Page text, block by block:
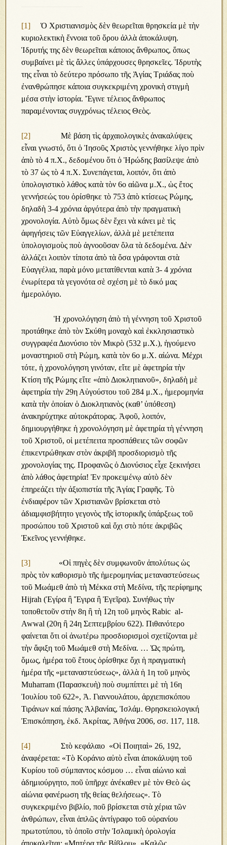
[1] Ὁ Χριστιανισμὸς δὲν θεωρεῖται θρησκεία μὲ τὴν
κυριολεκτικὴ ἔννοια τοῦ ὅρου ἀλλὰ ἀποκάλυψη.
Ἱδρυτής της δὲν θεωρεῖται κάποιος ἄνθρωπος, ὅπως
συμβαίνει μὲ τὶς ἄλλες ὑπάρχουσες θρησκεῖες. Ἱδρυτὴς
της εἶναι τὸ δεύτερο πρόσωπο τῆς Ἁγίας Τριάδας ποὺ
ἐνανθρώπησε κάποια συγκεκριμένη χρονικὴ στιγμὴ
μέσα στὴν ἱστορία. Ἔγινε τέλειος ἄνθρωπος
παραμένοντας συγχρόνως τέλειος Θεὸς.
[2] Μὲ βάση τὶς ἀρχαιολογικὲς ἀνακαλύψεις
εἶναι γνωστό, ὅτι ὁ Ἰησοῦς Χριστὸς γεννήθηκε λίγο πρὶν
ἀπὸ τὸ 4 π.Χ., δεδομένου ὅτι ὁ Ἡρώδης βασίλεψε ἀπὸ
τὸ 37 ὡς τὸ 4 π.Χ. Συνεπάγεται, λοιπόν, ὅτι ἀπὸ
ὑπολογιστικὸ λάθος κατὰ τὸν 6ο αἰῶνα μ.Χ., ὡς ἔτος
γεννήσεώς του ὁρίσθηκε τὸ 753 ἀπὸ κτίσεως Ρώμης,
δηλαδὴ 3-4 χρόνια ἀργότερα ἀπὸ τὴν πραγματικὴ
χρονολογία. Αὐτὸ ὅμως δὲν ἔχει νὰ κάνει μὲ τὶς
ἀφηγήσεις τῶν Εὐαγγελίων, ἀλλὰ μὲ μετέπειτα
ὑπολογισμοὺς ποὺ ἀγνοοῦσαν ὅλα τὰ δεδομένα. Δὲν
ἀλλάζει λοιπὸν τίποτα ἀπὸ τὰ ὅσα γράφονται στὰ
Εὐαγγέλια, παρὰ μόνο μετατίθενται κατὰ 3- 4 χρόνια
ἐνωρίτερα τὰ γεγονότα σὲ σχέση μὲ τὸ δικό μας
ἡμερολόγιο.
Ἡ χρονολόγηση ἀπὸ τὴ γέννηση τοῦ Χριστοῦ
προτάθηκε ἀπὸ τὸν Σκύθη μοναχὸ καὶ ἐκκλησιαστικὸ
συγγραφέα Διονύσιο τὸν Μικρὸ (532 μ.Χ.), ἡγούμενο
μοναστηριοῦ στὴ Ρώμη, κατὰ τὸν 6ο μ.Χ. αἰώνα. Μέχρι
τότε, ἡ χρονολόγηση γινόταν, εἴτε μὲ ἀφετηρία τὴν
Κτίση τῆς Ρώμης εἴτε «ἀπὸ Διοκλητιανοῦ», δηλαδὴ μὲ
ἀφετηρία τὴν 29η Αὐγούστου τοῦ 284 μ.Χ., ἡμερομηνία
κατὰ τὴν ὁποίαν ὁ Διοκλητιανὸς (καθ’ ὑπόθεση)
ἀνακηρύχτηκε αὐτοκράτορας. Ἀφοῦ, λοιπόν,
δημιουργήθηκε ἡ χρονολόγηση μὲ ἀφετηρία τὴ γέννηση
τοῦ Χριστοῦ, οἱ μετέπειτα προσπάθειες τῶν σοφῶν
ἐπικεντρώθηκαν στὸν ἀκριβῆ προσδιορισμὸ τῆς
χρονολογίας της. Προφανῶς ὁ Διονύσιος εἶχε ξεκινήσει
ἀπὸ λάθος ἀφετηρία! Ἐν προκειμένῳ αὐτὸ δὲν
ἐπηρεάζει τὴν ἀξιοπιστία τῆς Ἁγίας Γραφῆς. Τὸ
ἐνδιαφέρον τῶν Χριστιανῶν βρίσκεται στὸ
ἀδιαμφισβήτητο γεγονὸς τῆς ἱστορικῆς ὑπάρξεως τοῦ
προσώπου τοῦ Χριστοῦ καὶ ὄχι στὸ πότε ἀκριβῶς
Ἐκεῖνος γεννήθηκε.
[3] «Οἱ πηγὲς δὲν συμφωνοῦν ἀπολύτως ὡς
πρὸς τὸν καθορισμὸ τῆς ἡμερομηνίας μεταναστεύσεως
τοῦ Μωάμεθ ἀπὸ τὴ Μέκκα στὴ Μεδίνα, τῆς περίφημης
Hijrah (Ἐγίρα ἢ Ἔγιρα ἢ Ἐγεῖρα). Συνήθως τὴν
τοποθετοῦν στὴν 8η ἢ τὴ 12η τοῦ μηνὸς Rabic al-
Awwal (20η ἢ 24η Σεπτεμβρίου 622). Πιθανότερο
φαίνεται ὅτι οἱ ἀνωτέρω προσδιορισμοὶ σχετίζονται μὲ
τὴν ἄφιξη τοῦ Μωάμεθ στὴ Μεδίνα. … Ὡς πρώτη,
ὅμως, ἡμέρα τοῦ ἔτους ὁρίσθηκε ὄχι ἡ πραγματικὴ
ἡμέρα τῆς «μεταναστεύσεως», ἀλλὰ ἡ 1η τοῦ μηνὸς
Muharram (Παρασκευὴ) ποὺ συμπίπτει μὲ τὴ 16η
Ἰουλίου τοῦ 622», Ἀ. Γιαννουλάτου, ἀρχιεπισκόπου
Τιράνων καί πάσης Ἀλβανίας, Ἰσλάμ. Θρησκειολογική
Ἐπισκόπηση, ἐκδ. Ἀκρίτας, Ἀθήνα 2006, σσ. 117, 118.
[4] Στὸ κεφάλαιο «Οἱ Ποιηταὶ» 26, 192,
ἀναφέρεται: «Τὸ Κοράνιο αὐτὸ εἶναι ἀποκάλυψη τοῦ
Κυρίου τοῦ σύμπαντος κόσμου … εἶναι αἰώνιο καὶ
ἀδημιούργητο, ποῦ ὑπῆρχε ἀνέκαθεν μὲ τὸν Θεὸ ὡς
αἰώνια φανέρωση τῆς θείας θελήσεως». Τὸ
συγκεκριμένο βιβλίο, ποῦ βρίσκεται στὰ χέρια τῶν
ἀνθρώπων, εἶναι ἁπλῶς ἀντίγραφο τοῦ οὐρανίου
πρωτοτύπου, τὸ ὁποῖο στὴν Ἰσλαμικὴ ὁρολογία
ἀποκαλεῖται: «Μητέρα τῆς Βίβλου», «Καλῶς